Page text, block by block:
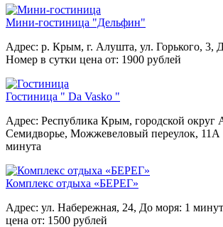
Мини-гостиница "Дельфин"
Адрес: р. Крым, г. Алушта, ул. Горького, 3,
Номер в сутки цена от: 1900 рублей
Гостиница " Da Vasko "
Адрес: Республика Крым, городской округ
Семидворье, Можжевеловый переулок, 11А
минута
Комплекс отдыха «БЕРЕГ»
Адрес: ул. Набережная, 24, До моря: 1
цена от: 1500 рублей